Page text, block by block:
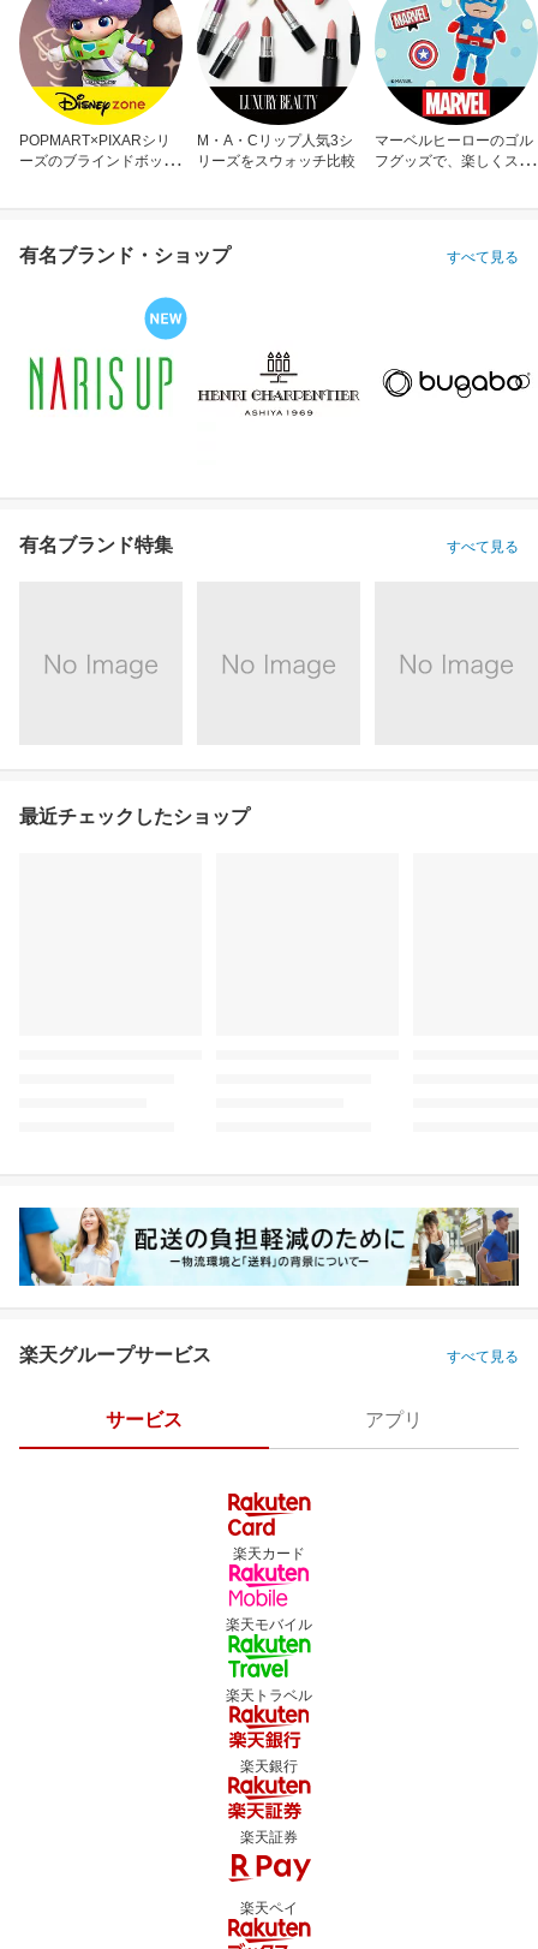
POPMART×PIXARシリ
ーズのブラインドボック
M・A・Cリップ人気3シ
リーズをスウォッチ比較
マーベルヒーローのゴル
フグッズで、楽しくスコ
有名ブランド・ショップ すべて見る
有名ブランド特集 すべて見る
最近チェックしたショップ
楽天グループサービス すべて見る
サービス アプリ
楽天カード
楽天モバイル
楽天トラベル
楽天銀行
楽天証券
楽天ペイ